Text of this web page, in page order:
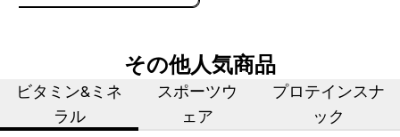
その他人気商品
ビタミン&ミネ
ラル
スポーツウ
ェア
プロテインスナ
ック